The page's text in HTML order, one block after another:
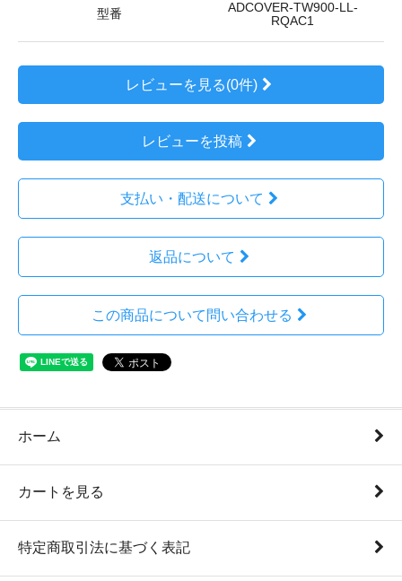
型番
ADCOVER-TW900-LL-
RQAC1
レビューを見る(0件)
レビューを投稿
支払い・配送について
返品について
この商品について問い合わせる
ホーム
カートを見る
特定商取引法に基づく表記